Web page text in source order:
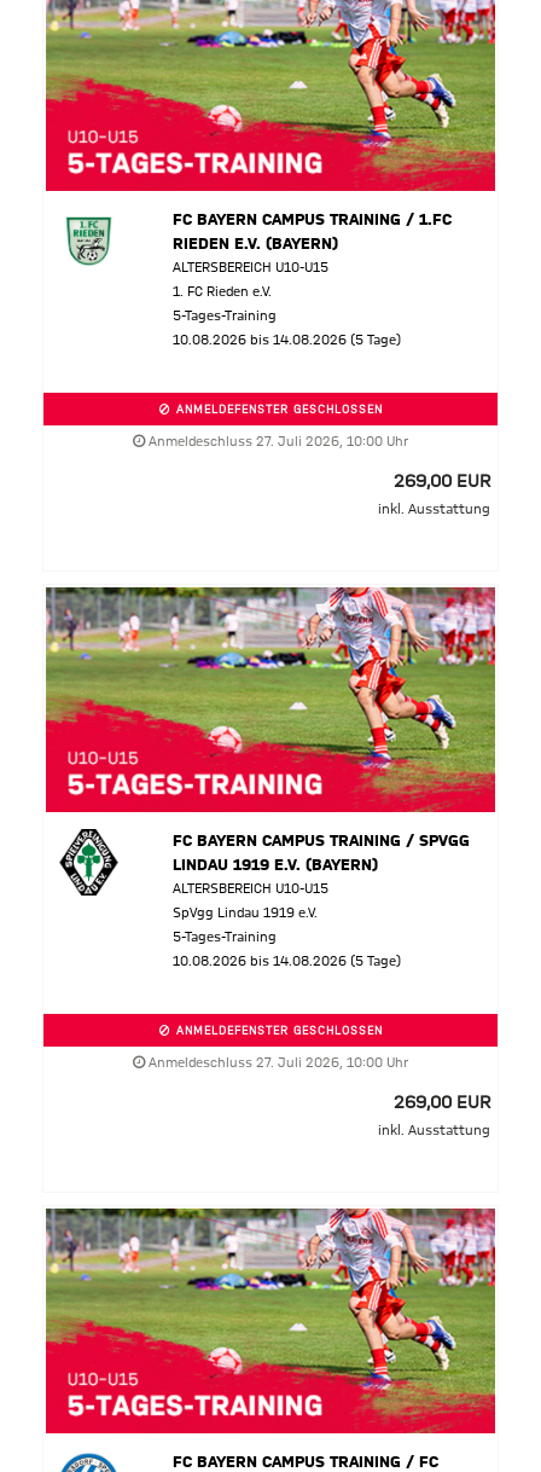
FC BAYERN CAMPUS TRAINING / 1.FC
RIEDEN E.V. (BAYERN)
ALTERSBEREICH U10-U15
1. FC Rieden e.V.
5-Tages-Training
10.08.2026 bis 14.08.2026 (5 Tage)
ANMELDEFENSTER GESCHLOSSEN
Anmeldeschluss 27. Juli 2026, 10:00 Uhr
269,00 EUR
inkl. Ausstattung
FC BAYERN CAMPUS TRAINING / SPVGG
LINDAU 1919 E.V. (BAYERN)
ALTERSBEREICH U10-U15
SpVgg Lindau 1919 e.V.
5-Tages-Training
10.08.2026 bis 14.08.2026 (5 Tage)
ANMELDEFENSTER GESCHLOSSEN
Anmeldeschluss 27. Juli 2026, 10:00 Uhr
269,00 EUR
inkl. Ausstattung
FC BAYERN CAMPUS TRAINING / FC